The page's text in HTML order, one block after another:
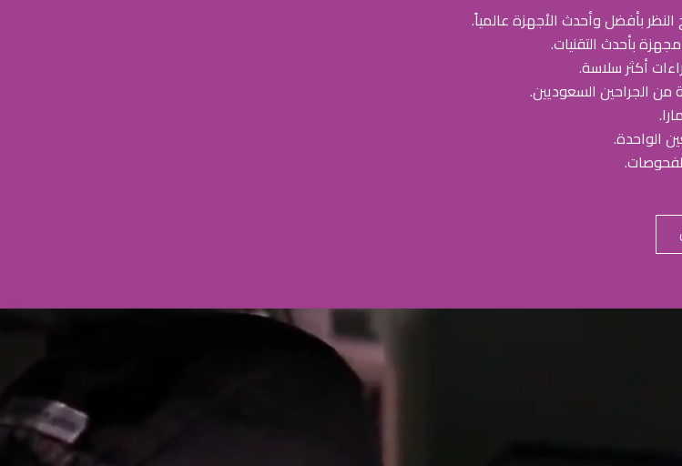
بأفضل وأحدث الأجهزة عالمياً.
بأحدث التقنيات.
أكثر سلاسة.
الجراحين السعوديين.